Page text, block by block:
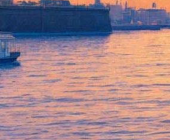
Большой Мастер
Bonamassa
14 октября 2013, понедельник
Версия для печати